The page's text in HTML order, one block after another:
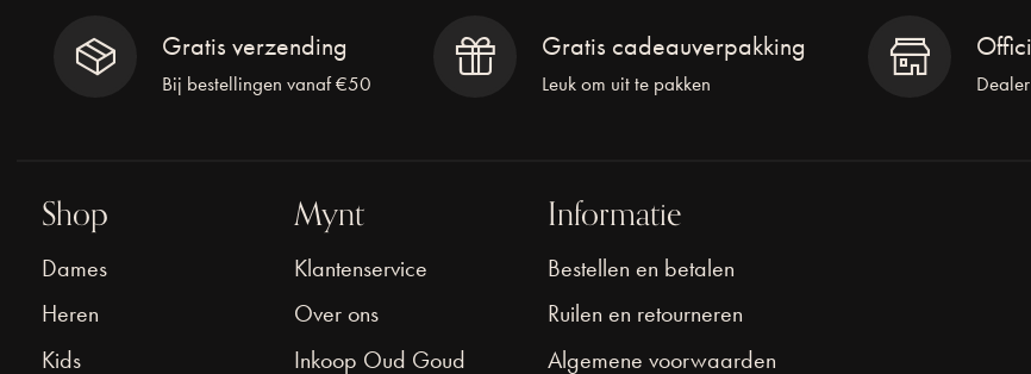
Gratis verzending
Bij bestellingen vanaf €50
Gratis cadeauverpakking
Leuk om uit te pakken
Shop
Dames
Heren
Kids
Mynt
Klantenservice
Over ons
Inkoop Oud Goud
Informatie
Bestellen en betalen
Ruilen en retourneren
Algemene voorwaarden